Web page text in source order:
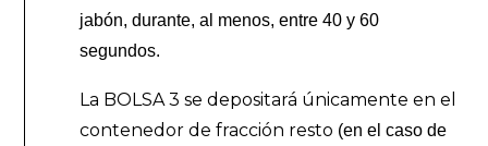
jabón, durante, al menos, entre 40 y 60
segundos.
La BOLSA 3 se depositará únicamente en el
contenedor de fracción resto (en el caso de